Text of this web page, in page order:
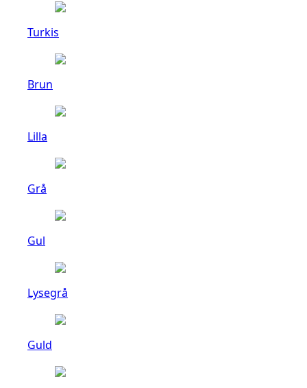
Turkis
Brun
Lilla
Grå
Gul
Lysegrå
Guld